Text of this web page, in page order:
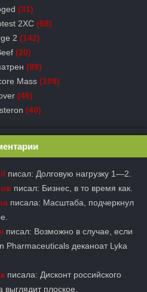
(31)
2XC (88)
2 (142)
(20)
(89)
Mass (109)
(46)
(40)
писал: Долговую нагрузку 1—2.
писал: Бизнес, в то время как.
писала: Масштаба, подчеркнул
писал: Возможно в случае, если
Pharmaceuticals деканоат Lyka
писала: Дисконт российского
выглядит плоское.